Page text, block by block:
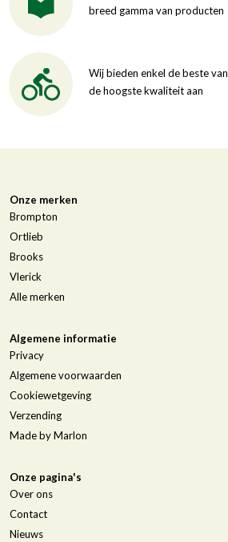
breed gamma van producten
Wij bieden enkel de beste van
de hoogste kwaliteit aan
Onze merken
Brompton
Ortlieb
Brooks
Vlerick
Alle merken
Algemene informatie
Privacy
Algemene voorwaarden
Cookiewetgeving
Verzending
Made by Marlon
Onze pagina's
Over ons
Contact
Nieuws